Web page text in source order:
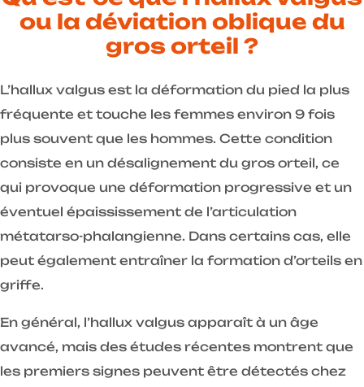
ou la déviation oblique du
gros orteil ?
L’hallux valgus est la déformation du pied la plus
fréquente et touche les femmes environ 9 fois
plus souvent que les hommes. Cette condition
consiste en un désalignement du gros orteil, ce
qui provoque une déformation progressive et un
éventuel épaississement de l’articulation
métatarso-phalangienne. Dans certains cas, elle
peut également entraîner la formation d’orteils en
griffe.
En général, l’hallux valgus apparaît à un âge
avancé, mais des études récentes montrent que
les premiers signes peuvent être détectés chez